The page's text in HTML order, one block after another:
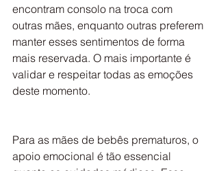
encontram consolo na troca com
outras mães, enquanto outras preferem
manter esses sentimentos de forma
mais reservada. O mais importante é
validar e respeitar todas as emoções
deste momento.
Para as mães de bebês prematuros, o
apoio emocional é tão essencial